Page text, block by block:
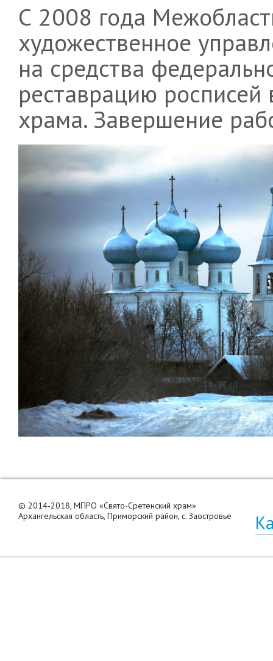
С 2008 года
художественное
на средства
реставрацию росписей
храма. Завершение
© 2014-2018, МПРО «Свято-Сретенский храм»
Архангельская область, Приморский район, с. Заостровье